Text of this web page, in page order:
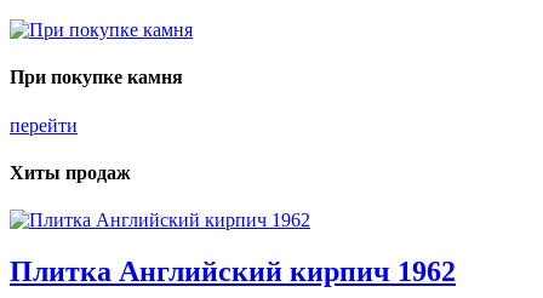
При покупке камня
перейти
Хиты продаж
Плитка Английский кирпич 1962